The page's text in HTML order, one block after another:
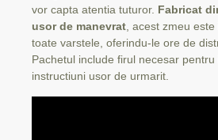
vor capta atentia tuturor. Fabricat
usor de manevrat , acest zmeu
toate varstele, oferindu-le ore de
Pachetul include firul necesar
instructiuni usor de urmarit.